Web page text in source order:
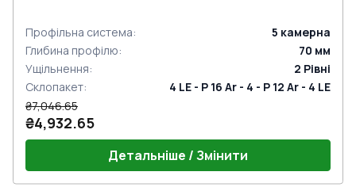
Профільна система: 5 камерна
Глибина профілю: 70 мм
Ущільнення: 2 Рівні
Склопакет:
4 LE - P 16 Ar - 4 - P 12 Ar - 4 LE
₴7,046.65
₴4,932.65
Детальніше / Змінити